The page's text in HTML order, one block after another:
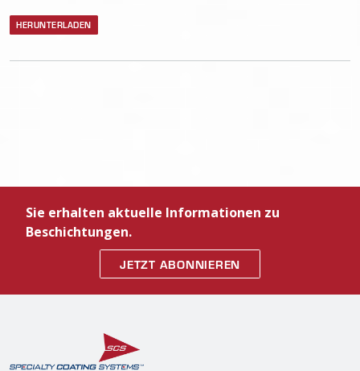
HERUNTERLADEN
Sie erhalten aktuelle Informationen zu
Beschichtungen.
JETZT ABONNIEREN